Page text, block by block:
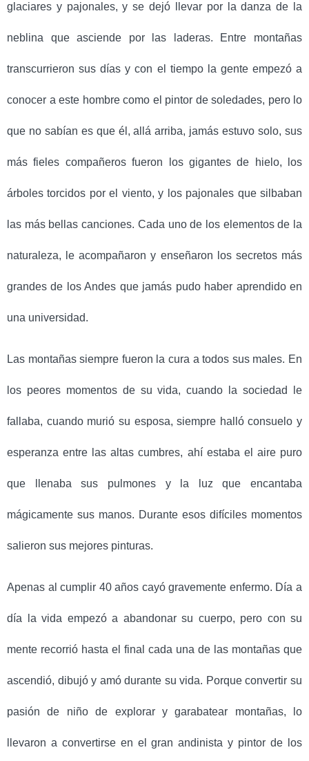
glaciares y pajonales, y se dejó llevar por la danza de la
neblina que asciende por las laderas. Entre montañas
transcurrieron sus días y con el tiempo la gente empezó a
conocer a este hombre como el pintor de soledades, pero lo
que no sabían es que él, allá arriba, jamás estuvo solo, sus
más fieles compañeros fueron los gigantes de hielo, los
árboles torcidos por el viento, y los pajonales que silbaban
las más bellas canciones. Cada uno de los elementos de la
naturaleza, le acompañaron y enseñaron los secretos más
grandes de los Andes que jamás pudo haber aprendido en
una universidad.
Las montañas siempre fueron la cura a todos sus males. En
los peores momentos de su vida, cuando la sociedad le
fallaba, cuando murió su esposa, siempre halló consuelo y
esperanza entre las altas cumbres, ahí estaba el aire puro
que llenaba sus pulmones y la luz que encantaba
mágicamente sus manos. Durante esos difíciles momentos
salieron sus mejores pinturas.
Apenas al cumplir 40 años cayó gravemente enfermo. Día a
día la vida empezó a abandonar su cuerpo, pero con su
mente recorrió hasta el final cada una de las montañas que
ascendió, dibujó y amó durante su vida. Porque convertir su
pasión de niño de explorar y garabatear montañas, lo
llevaron a convertirse en el gran andinista y pintor de los